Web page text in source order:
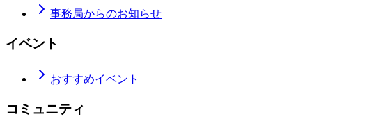
事務局からのお知らせ
イベント
おすすめイベント
コミュニティ